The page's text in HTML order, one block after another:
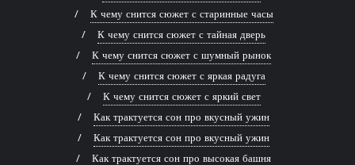
К чему снится сюжет с старинные часы
К чему снится сюжет с тайная дверь
К чему снится сюжет с шумный рынок
К чему снится сюжет с яркая радуга
К чему снится сюжет с яркий свет
Как трактуется сон про вкусный ужин
Как трактуется сон про вкусный ужин
Как трактуется сон про высокая башня